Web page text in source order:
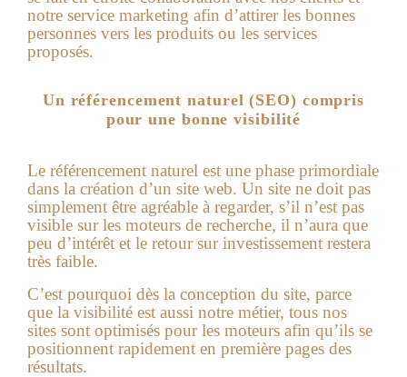
notre service marketing afin d’attirer les bonnes
personnes vers les produits ou les services
proposés.
Un référencement naturel (SEO) compris
pour une bonne visibilité
Le référencement naturel est une phase primordiale
dans la création d’un site web. Un site ne doit pas
simplement être agréable à regarder, s’il n’est pas
visible sur les moteurs de recherche, il n’aura que
peu d’intérêt et le retour sur investissement restera
très faible.
C’est pourquoi dès la conception du site, parce
que la visibilité est aussi notre métier, tous nos
sites sont optimisés pour les moteurs afin qu’ils se
positionnent rapidement en première pages des
résultats.